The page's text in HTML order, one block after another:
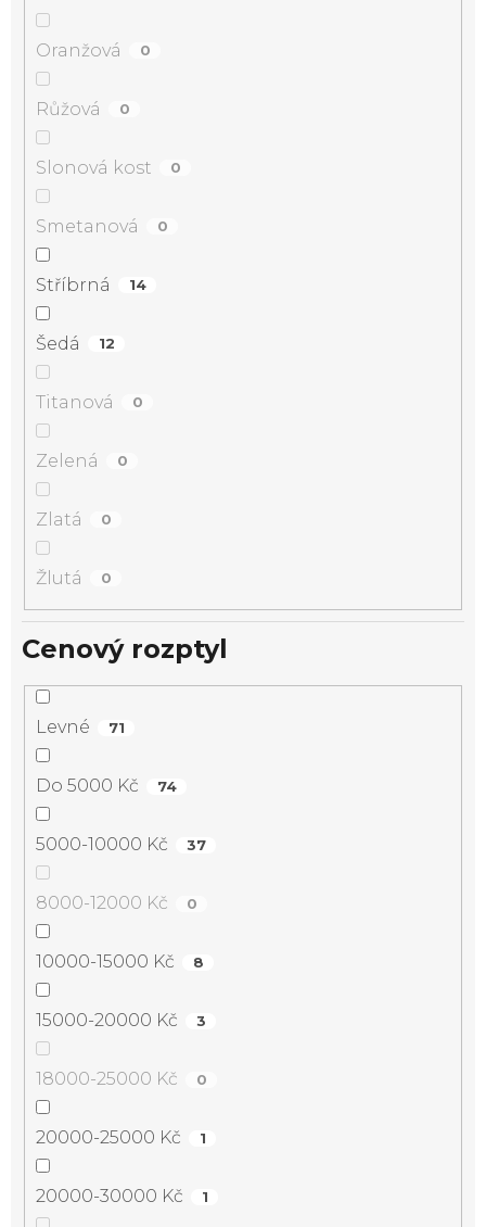
Oranžová 0
Růžová 0
Slonová kost 0
Smetanová 0
Stříbrná 14
Šedá 12
Titanová 0
Zelená 0
Zlatá 0
Žlutá 0
Cenový rozptyl
Levné 71
Do 5000 Kč 74
5000-10000 Kč 37
8000-12000 Kč 0
10000-15000 Kč 8
15000-20000 Kč 3
18000-25000 Kč 0
20000-25000 Kč 1
20000-30000 Kč 1